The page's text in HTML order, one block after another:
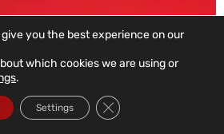
you the best experience on our
which cookies we are using or
.
Settings Close GDPR Cookie